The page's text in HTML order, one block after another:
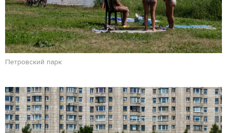
Петровский парк